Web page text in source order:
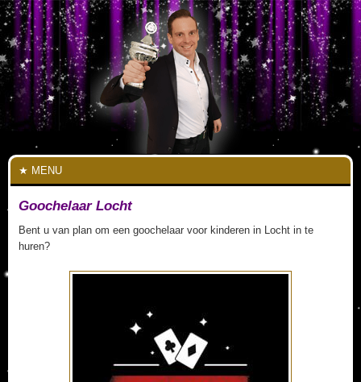
MENU
Goochelaar Locht
Bent u van plan om een goochelaar voor kinderen in Locht in te
huren?